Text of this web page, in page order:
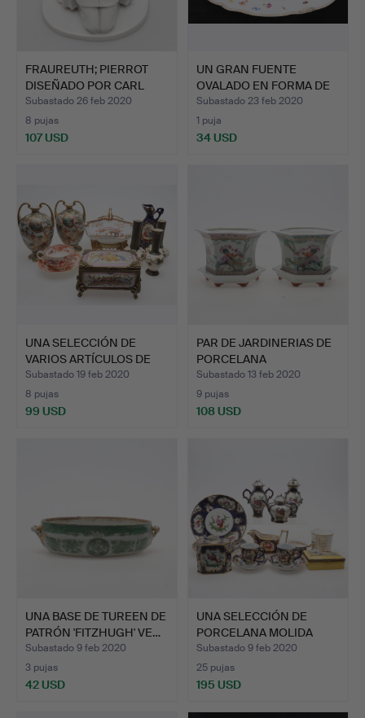
FRAUREUTH; PIERROT
DISEÑADO POR CARL
LOREN…
Subastado 26 feb 2020
8 pujas
107 USD
UN GRAN FUENTE
OVALADO EN FORMA DE
PLATO.
Subastado 23 feb 2020
1 puja
34 USD
UNA SELECCIÓN DE
VARIOS ARTÍCULOS DE
CERÁM…
Subastado 19 feb 2020
8 pujas
99 USD
PAR DE JARDINERIAS DE
PORCELANA
HEXAGONALE…
Subastado 13 feb 2020
9 pujas
108 USD
UNA BASE DE TUREEN DE
PATRÓN 'FITZHUGH' VE…
Subastado 9 feb 2020
3 pujas
42 USD
UNA SELECCIÓN DE
PORCELANA MOLIDA
ESCALA A…
Subastado 9 feb 2020
25 pujas
195 USD